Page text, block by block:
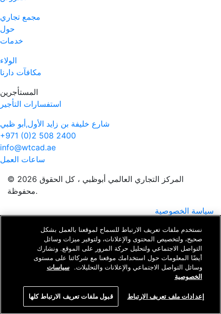
مجمع تجاري
حول
خدمات
الولاء
مكافآت دارنا
المستأجرين
استفسارات التأجير
شارع خليفة بن زايد الأول,أبو ظبي
+971 (0)2 508 2400
info@wtcad.ae
ساعات العمل
© 2026 المركز التجاري العالمي أبوظبي ، كل الحقوق
محفوظة.
سياسة الخصوصية
نحن نستخدم ملفات تعريف الارتباط لتحسين تجربتك ، وعلم اللاصقة
، وإظهار الإعلانات ذات الصلة. من خلال الاستمرار في استخدام
موقعنا ، فإنك توافق على استخدامنا لملفات تعريف الارتباط.
قبول ملفات تعريف الارتباط لا ، أريد المزيد من المعلومات
نستخدم ملفات تعريف الارتباط للسماح لموقعنا بالعمل بشكل
صحيح، ولتخصيص المحتوى والإعلانات، ولتوفير ميزات وسائل
التواصل الاجتماعي ولتحليل حركة المرور على الموقع. ونشارك
أيضًا المعلومات حول استخدامك موقعنا مع شركائنا على مستوى
وسائل التواصل الاجتماعي والإعلانات والتحليلات.
سياسات
الخصوصية
إعدادات ملف تعريف الارتباط قبول ملفات تعريف الارتباط كلها